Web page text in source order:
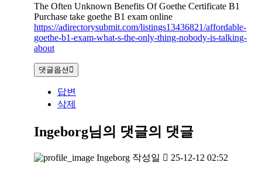
The Often Unknown Benefits Of Goethe Certificate B1
Purchase take goethe B1 exam online
https://adirectorysubmit.com/listings13436821/affordable-
goethe-b1-exam-what-s-the-only-thing-nobody-is-talking-
about
댓글옵션
답변
삭제
Ingeborg님의 댓글의 댓글
Ingeborg 작성일 25-12-12 02:52